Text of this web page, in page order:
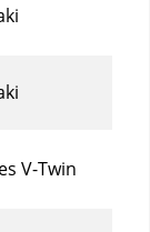
V-Twin